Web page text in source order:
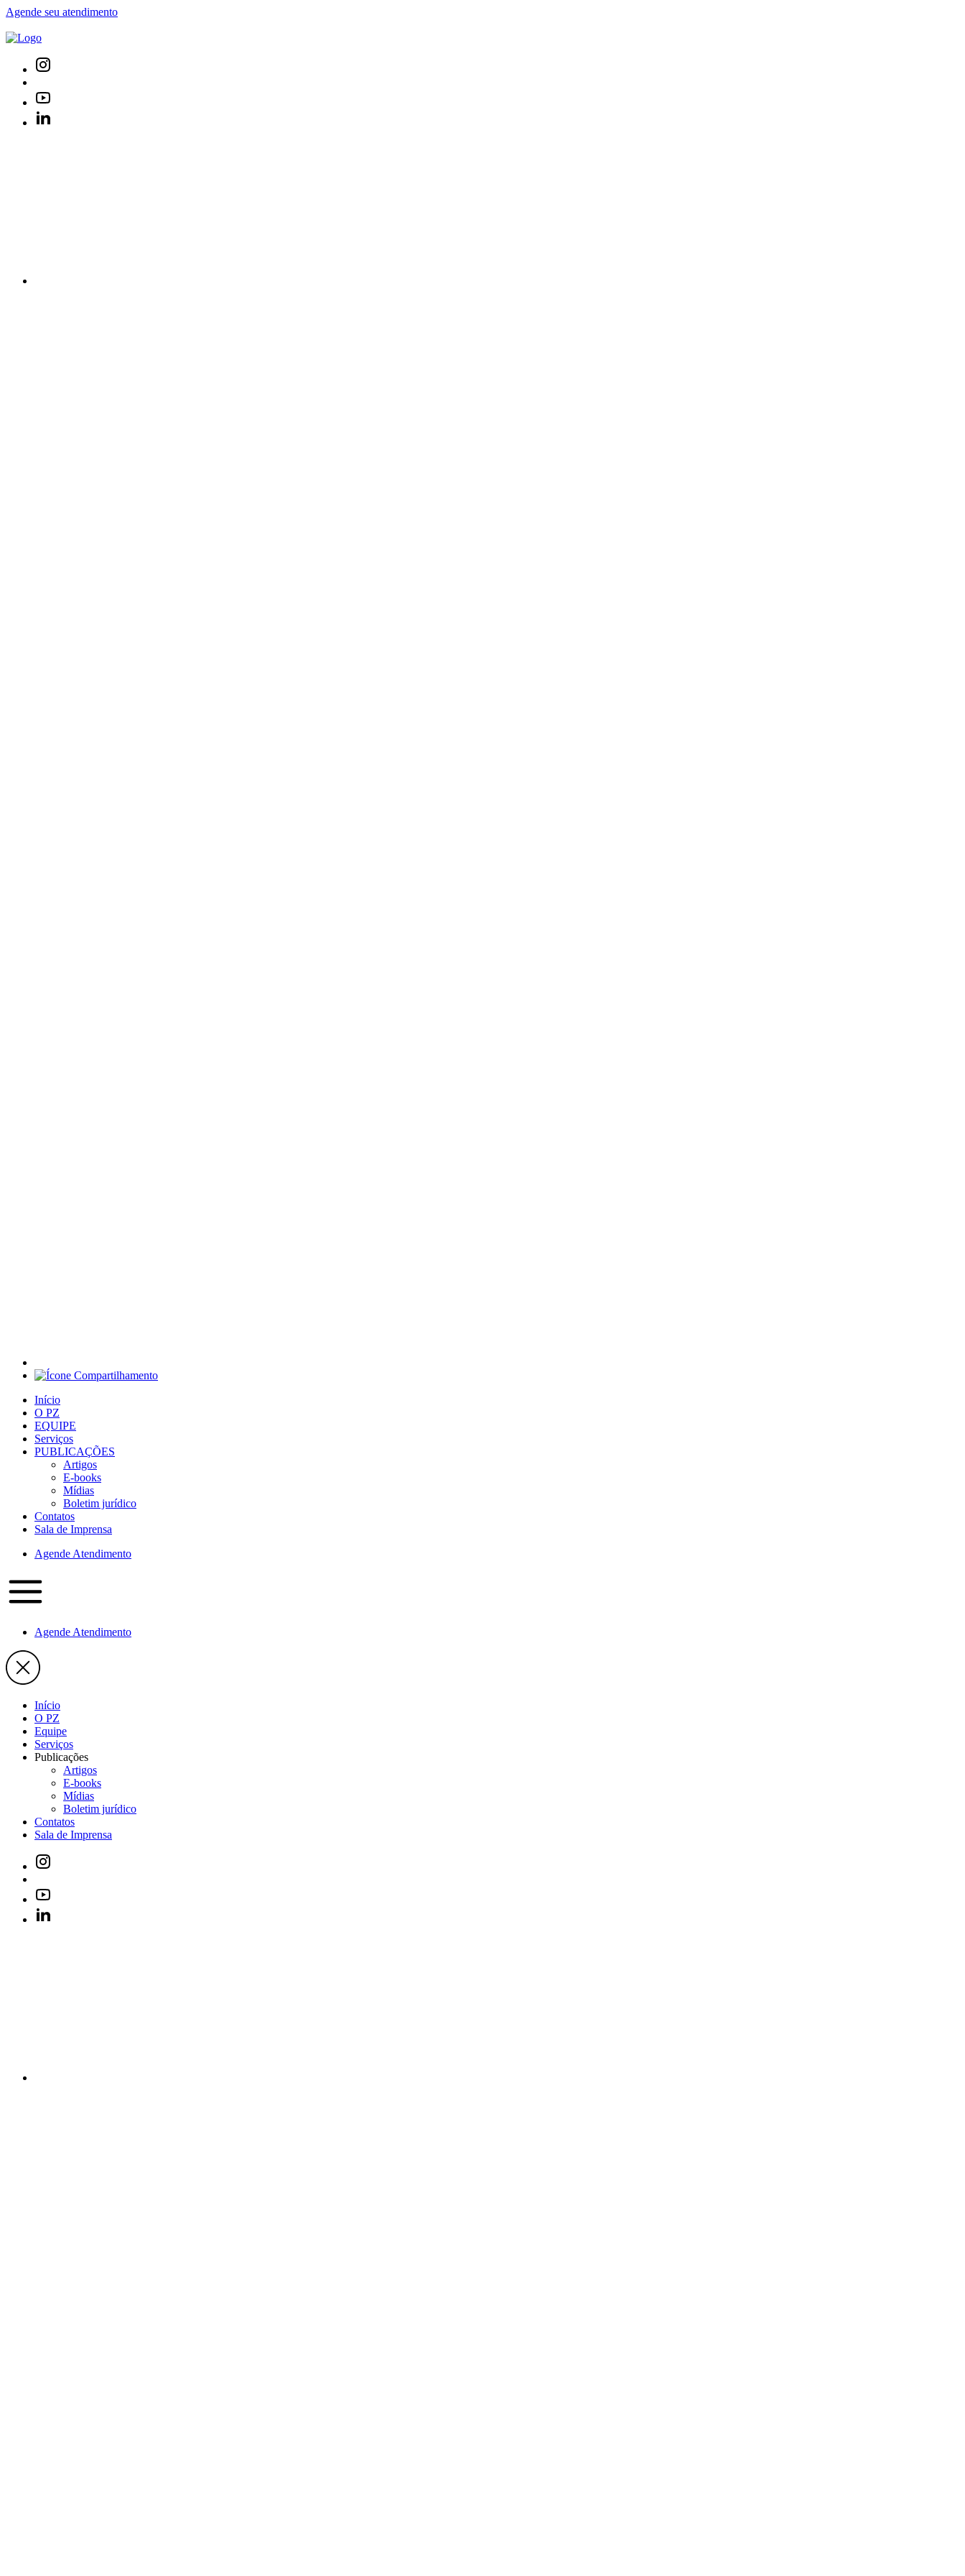
Agende seu atendimento
Início
O PZ
EQUIPE
Serviços
PUBLICAÇÕES
Artigos
E-books
Mídias
Boletim jurídico
Contatos
Sala de Imprensa
Agende Atendimento
Agende Atendimento
Início
O PZ
Equipe
Serviços
Publicações
Artigos
E-books
Mídias
Boletim jurídico
Contatos
Sala de Imprensa